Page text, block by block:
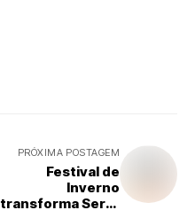
PRÓXIMA POSTAGEM
Festival de
Inverno
transforma Serra